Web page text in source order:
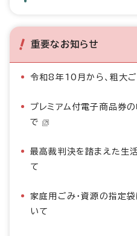
重要なお知らせ
令和8年10月から、粗大
プレミアム付電子商品券
で
最高裁判決を踏まえた生
て
家庭用ごみ・資源の指定
いて